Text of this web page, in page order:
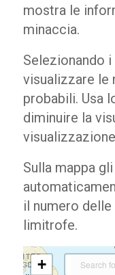
mostra le
minaccia.
Selezionando
visualizzare le
probabili. Usa
diminuire la
Sulla mappa
il numero
limitrofe.
+